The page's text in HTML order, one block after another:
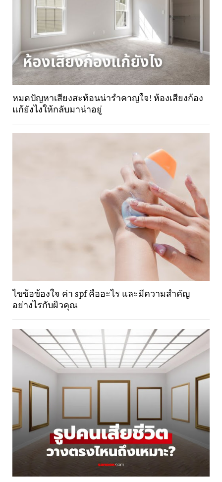
หมดปัญหาเสียงสะท้อนน่ารำคาญใจ! ห้องเสียงก้อง
แก้ยังไงให้กลับมาน่าอยู่
ไขข้อข้องใจ ค่า spf คืออะไร และมีความสำคัญ
อย่างไรกับผิวคุณ